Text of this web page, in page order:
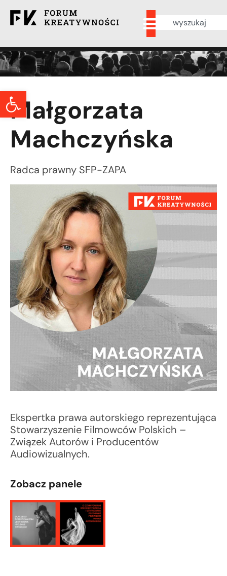
Otwórz pasek narzędzi
Małgorzata
Machczyńska
Radca prawny SFP-ZAPA
Ekspertka prawa autorskiego reprezentująca
Stowarzyszenie Filmowców Polskich –
Związek Autorów i Producentów
Audiowizualnych.
Zobacz panele